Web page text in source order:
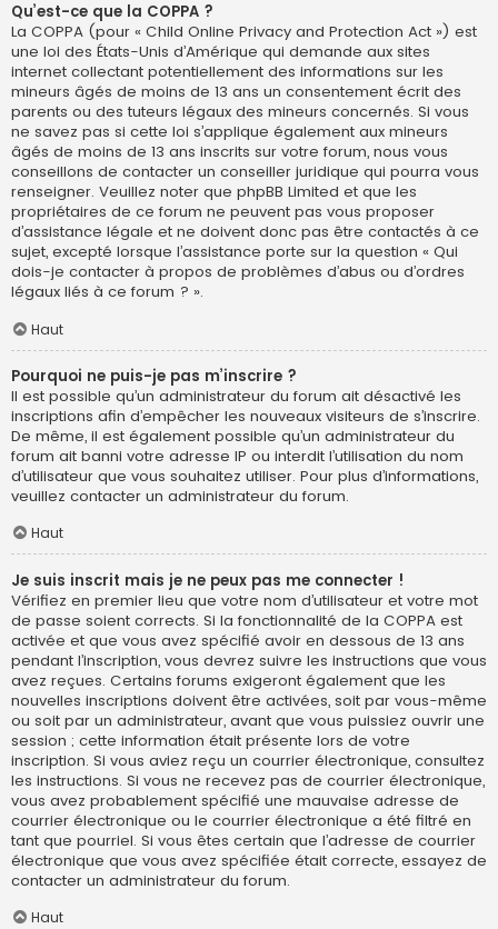
Qu’est-ce que la COPPA ?
La COPPA (pour « Child Online Privacy and Protection Act ») est
une loi des États-Unis d’Amérique qui demande aux sites
internet collectant potentiellement des informations sur les
mineurs âgés de moins de 13 ans un consentement écrit des
parents ou des tuteurs légaux des mineurs concernés. Si vous
ne savez pas si cette loi s’applique également aux mineurs
âgés de moins de 13 ans inscrits sur votre forum, nous vous
conseillons de contacter un conseiller juridique qui pourra vous
renseigner. Veuillez noter que phpBB Limited et que les
propriétaires de ce forum ne peuvent pas vous proposer
d’assistance légale et ne doivent donc pas être contactés à ce
sujet, excepté lorsque l’assistance porte sur la question « Qui
dois-je contacter à propos de problèmes d’abus ou d’ordres
légaux liés à ce forum ? ».
Haut
Pourquoi ne puis-je pas m’inscrire ?
Il est possible qu’un administrateur du forum ait désactivé les
inscriptions afin d’empêcher les nouveaux visiteurs de s’inscrire.
De même, il est également possible qu’un administrateur du
forum ait banni votre adresse IP ou interdit l’utilisation du nom
d’utilisateur que vous souhaitez utiliser. Pour plus d’informations,
veuillez contacter un administrateur du forum.
Haut
Je suis inscrit mais je ne peux pas me connecter !
Vérifiez en premier lieu que votre nom d’utilisateur et votre mot
de passe soient corrects. Si la fonctionnalité de la COPPA est
activée et que vous avez spécifié avoir en dessous de 13 ans
pendant l’inscription, vous devrez suivre les instructions que vous
avez reçues. Certains forums exigeront également que les
nouvelles inscriptions doivent être activées, soit par vous-même
ou soit par un administrateur, avant que vous puissiez ouvrir une
session ; cette information était présente lors de votre
inscription. Si vous aviez reçu un courrier électronique, consultez
les instructions. Si vous ne recevez pas de courrier électronique,
vous avez probablement spécifié une mauvaise adresse de
courrier électronique ou le courrier électronique a été filtré en
tant que pourriel. Si vous êtes certain que l’adresse de courrier
électronique que vous avez spécifiée était correcte, essayez de
contacter un administrateur du forum.
Haut